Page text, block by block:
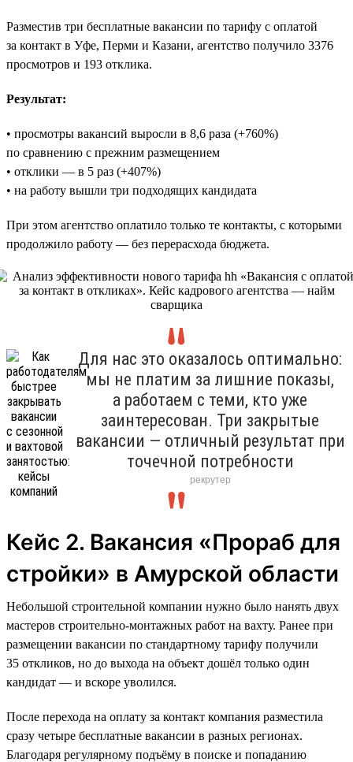
Разместив три бесплатные вакансии по тарифу с оплатой
за контакт в Уфе, Перми и Казани, агентство получило 3376
просмотров и 193 отклика.
Результат:
• просмотры вакансий выросли в 8,6 раза (+760%)
по сравнению с прежним размещением
• отклики — в 5 раз (+407%)
• на работу вышли три подходящих кандидата
При этом агентство оплатило только те контакты, с которыми
продолжило работу — без перерасхода бюджета.
Для нас это оказалось оптимально:
мы не платим за лишние показы,
а работаем с теми, кто уже
заинтересован. Три закрытые
вакансии — отличный результат при
точечной потребности
рекрутер
Кейс 2. Вакансия «Прораб для
стройки» в Амурской области
Небольшой строительной компании нужно было нанять двух
мастеров строительно-монтажных работ на вахту. Ранее при
размещении вакансии по стандартному тарифу получили
35 откликов, но до выхода на объект дошёл только один
кандидат — и вскоре уволился.
После перехода на оплату за контакт компания разместила
сразу четыре бесплатные вакансии в разных регионах.
Благодаря регулярному подъёму в поиске и попаданию